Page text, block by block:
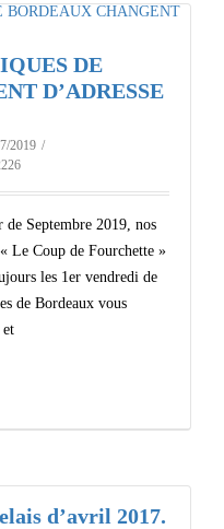
DE
D’ADRESSE
2019
de Septembre 2019, nos
Le Coup de Fourchette »
les 1er vendredi de
de Bordeaux vous
et
d’avril 2017.